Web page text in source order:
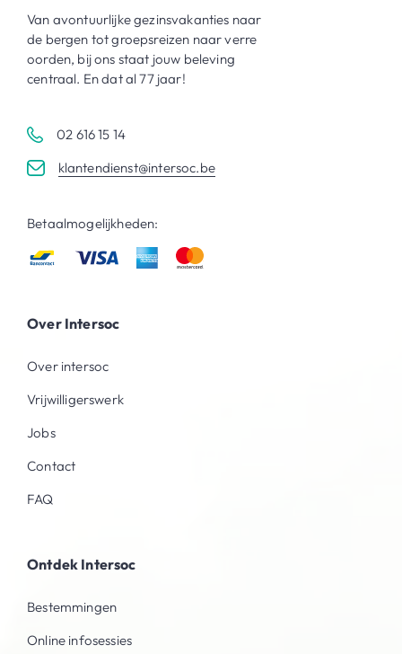
Van avontuurlijke gezinsvakanties naar
de bergen tot groepsreizen naar verre
oorden, bij ons staat jouw beleving
centraal. En dat al 77 jaar!
02 616 15 14
klantendienst@intersoc.be
Betaalmogelijkheden:
Over Intersoc
Over intersoc
Vrijwilligerswerk
Jobs
Contact
FAQ
Ontdek Intersoc
Bestemmingen
Online infosessies